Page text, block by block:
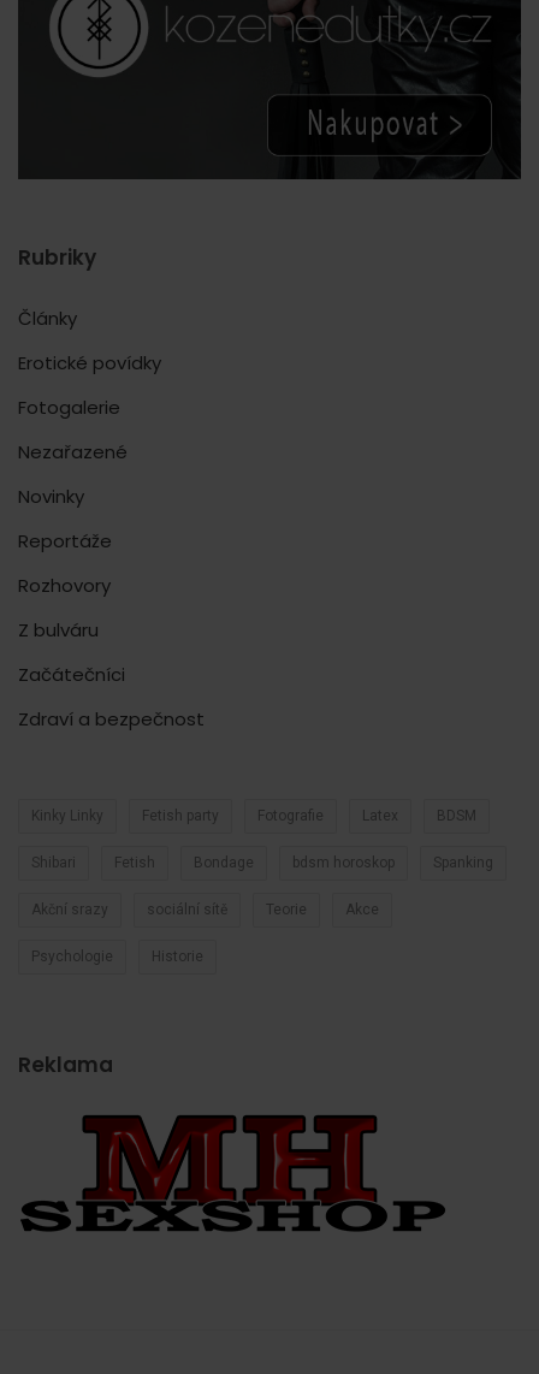
Rubriky
Články
Erotické povídky
Fotogalerie
Nezařazené
Novinky
Reportáže
Rozhovory
Z bulváru
Začátečníci
Zdraví a bezpečnost
Kinky Linky Fetish party Fotografie Latex BDSM
Shibari Fetish Bondage bdsm horoskop Spanking
Akční srazy sociální sítě Teorie Akce
Psychologie Historie
Reklama